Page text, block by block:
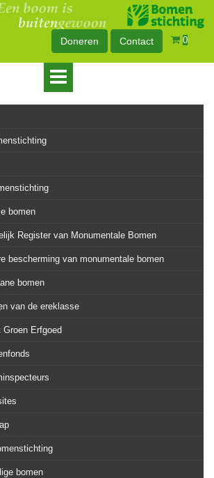
Doneren Contact 0
bomen
Register van Monumentale Bomen
bescherming van monumentale bomen
bomen
van de ereklasse
Groen Erfgoed
bomen